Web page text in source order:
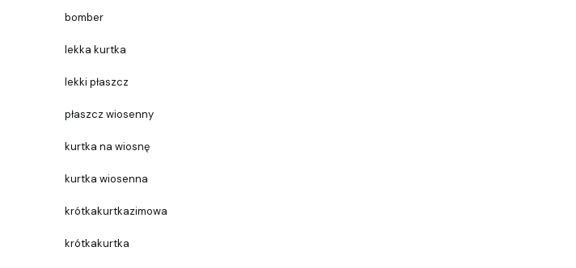
bomber
lekka kurtka
lekki płaszcz
płaszcz wiosenny
kurtka na wiosnę
kurtka wiosenna
krótkakurtkazimowa
krótkakurtka